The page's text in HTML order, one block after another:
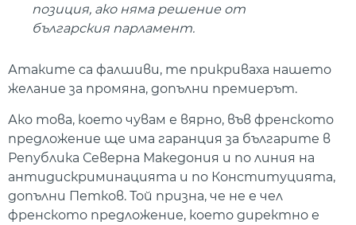
позиция, ако няма решение от
българския парламент.
Атаките са фалшиви, те прикриваха нашето
желание за промяна, допълни премиерът.
Ако това, което чувам е вярно, във френското
предложение ще има гаранция за българите в
Република Северна Македония и по линия на
антидискриминацията и по Конституцията,
допълни Петков. Той призна, че не е чел
френското предложение, което директно е